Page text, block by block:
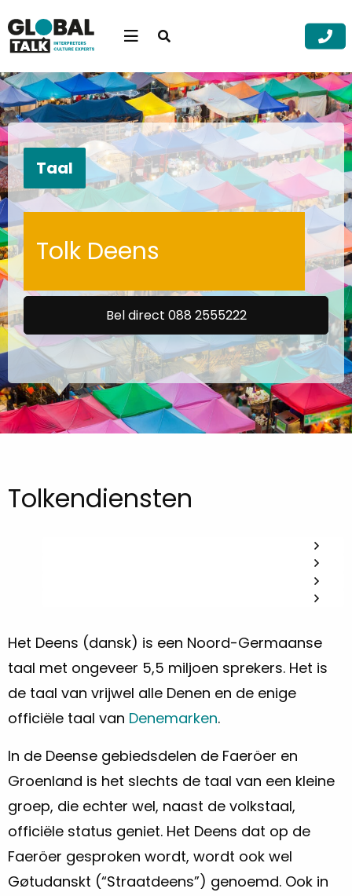
Open
Zoek
Zoek
Taal
Tolk Deens
Bel direct 088 2555222
Tolkendiensten
Het Deens (dansk) is een Noord-Germaanse
taal met ongeveer 5,5 miljoen sprekers. Het is
de taal van vrijwel alle Denen en de enige
officiële taal van Denemarken.
In de Deense gebiedsdelen de Faeröer en
Groenland is het slechts de taal van een kleine
groep, die echter wel, naast de volkstaal,
officiële status geniet. Het Deens dat op de
Faeröer gesproken wordt, wordt ook wel
Gøtudanskt (“Straatdeens”) genoemd. Ook in